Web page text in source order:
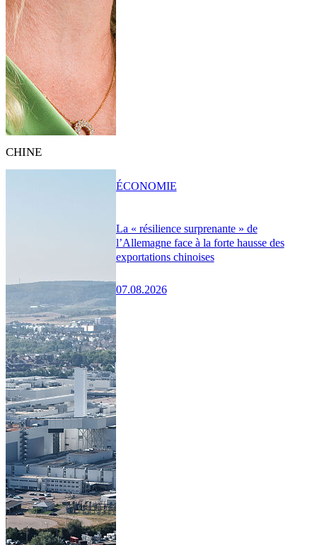
CHINE
La « résilience surprenante » de
l’Allemagne face à la forte hausse des
exportations chinoises
07.08.2026
ÉCONOMIE